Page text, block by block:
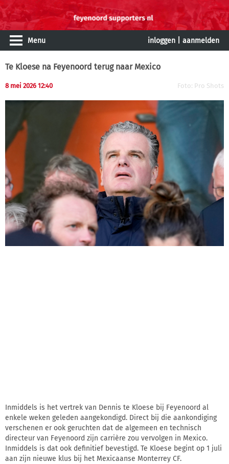
Menu inloggen aanmelden
Te Kloese na Feyenoord terug naar Mexico
8 mei 2026 12:40 Foto: Pro Shots
Inmiddels is het vertrek van Dennis te Kloese bij Feyenoord al
enkele weken geleden aangekondigd. Direct bij die aankondiging
verschenen er ook geruchten dat de algemeen en technisch
directeur van Feyenoord zijn carrière zou vervolgen in Mexico.
Inmiddels is dat ook definitief bevestigd. Te Kloese begint op 1 juli
aan zijn nieuwe klus bij het Mexicaanse Monterrey CF.